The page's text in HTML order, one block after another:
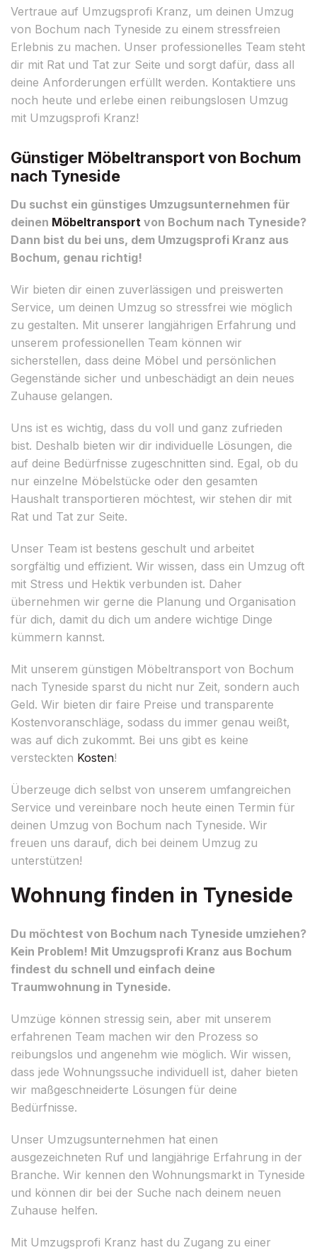
Vertraue auf Umzugsprofi Kranz, um deinen Umzug
von Bochum nach Tyneside zu einem stressfreien
Erlebnis zu machen. Unser professionelles Team steht
dir mit Rat und Tat zur Seite und sorgt dafür, dass all
deine Anforderungen erfüllt werden. Kontaktiere uns
noch heute und erlebe einen reibungslosen Umzug
mit Umzugsprofi Kranz!
Günstiger Möbeltransport von Bochum
nach Tyneside
Du suchst ein günstiges Umzugsunternehmen für
deinen Möbeltransport von Bochum nach Tyneside?
Dann bist du bei uns, dem Umzugsprofi Kranz aus
Bochum, genau richtig!
Wir bieten dir einen zuverlässigen und preiswerten
Service, um deinen Umzug so stressfrei wie möglich
zu gestalten. Mit unserer langjährigen Erfahrung und
unserem professionellen Team können wir
sicherstellen, dass deine Möbel und persönlichen
Gegenstände sicher und unbeschädigt an dein neues
Zuhause gelangen.
Uns ist es wichtig, dass du voll und ganz zufrieden
bist. Deshalb bieten wir dir individuelle Lösungen, die
auf deine Bedürfnisse zugeschnitten sind. Egal, ob du
nur einzelne Möbelstücke oder den gesamten
Haushalt transportieren möchtest, wir stehen dir mit
Rat und Tat zur Seite.
Unser Team ist bestens geschult und arbeitet
sorgfältig und effizient. Wir wissen, dass ein Umzug oft
mit Stress und Hektik verbunden ist. Daher
übernehmen wir gerne die Planung und Organisation
für dich, damit du dich um andere wichtige Dinge
kümmern kannst.
Mit unserem günstigen Möbeltransport von Bochum
nach Tyneside sparst du nicht nur Zeit, sondern auch
Geld. Wir bieten dir faire Preise und transparente
Kostenvoranschläge, sodass du immer genau weißt,
was auf dich zukommt. Bei uns gibt es keine
versteckten Kosten!
Überzeuge dich selbst von unserem umfangreichen
Service und vereinbare noch heute einen Termin für
deinen Umzug von Bochum nach Tyneside. Wir
freuen uns darauf, dich bei deinem Umzug zu
unterstützen!
Wohnung finden in Tyneside
Du möchtest von Bochum nach Tyneside umziehen?
Kein Problem! Mit Umzugsprofi Kranz aus Bochum
findest du schnell und einfach deine
Traumwohnung in Tyneside.
Umzüge können stressig sein, aber mit unserem
erfahrenen Team machen wir den Prozess so
reibungslos und angenehm wie möglich. Wir wissen,
dass jede Wohnungssuche individuell ist, daher bieten
wir maßgeschneiderte Lösungen für deine
Bedürfnisse.
Unser Umzugsunternehmen hat einen
ausgezeichneten Ruf und langjährige Erfahrung in der
Branche. Wir kennen den Wohnungsmarkt in Tyneside
und können dir bei der Suche nach deinem neuen
Zuhause helfen.
Mit Umzugsprofi Kranz hast du Zugang zu einer